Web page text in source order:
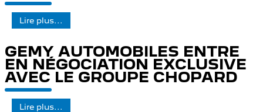
Lire plus...
GEMY AUTOMOBILES ENTRE
EN NÉGOCIATION EXCLUSIVE
AVEC LE GROUPE CHOPARD
Lire plus...